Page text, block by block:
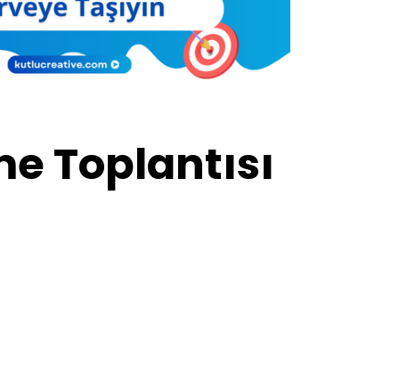
Toplantısı